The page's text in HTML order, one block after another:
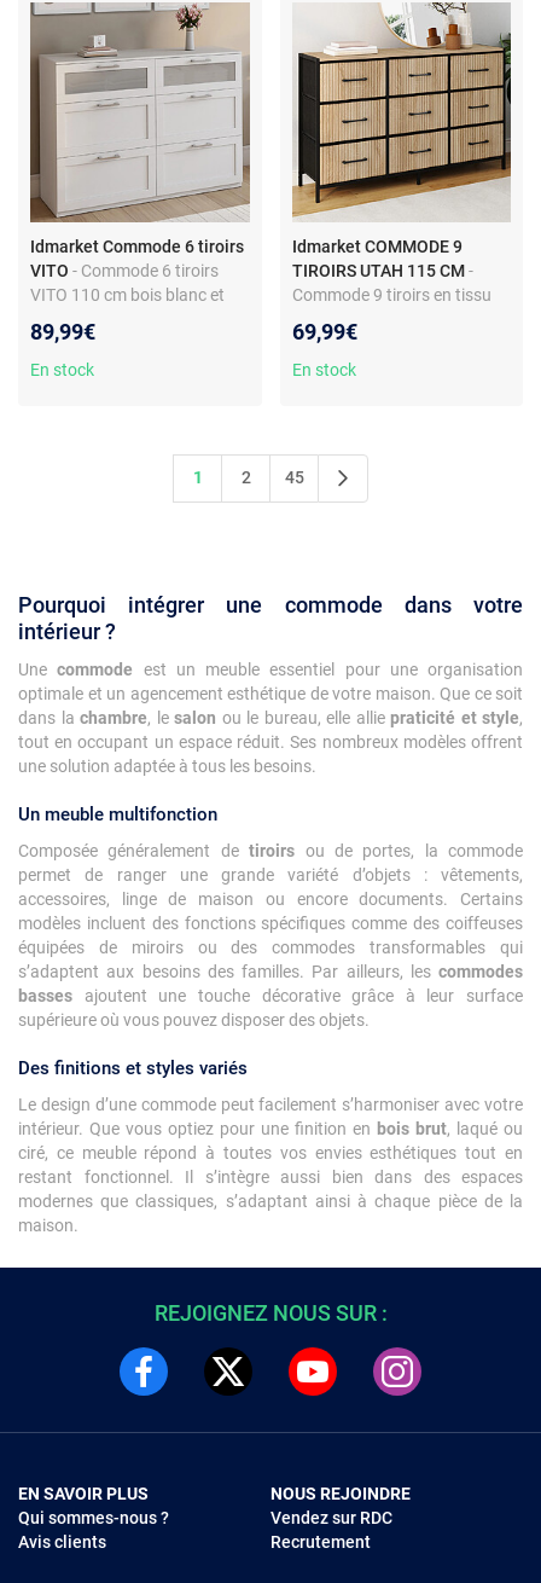
Idmarket Commode 6 tiroirs
VITO - Commode 6 tiroirs
VITO 110 cm bois blanc et
89,99€
En stock
Idmarket COMMODE 9
TIROIRS UTAH 115 CM -
Commode 9 tiroirs en tissu
meuble de rangement design
industriel
69,99€
En stock
1 2 45
Pourquoi intégrer une commode dans votre
intérieur ?
Unecommode est un meuble essentiel pour une organisation
optimale et un agencement esthétique de votre maison. Que ce soit
dans la chambre, le salon ou le bureau, elle allie praticité et style,
tout en occupant un espace réduit. Ses nombreux modèles offrent
une solution adaptée à tous les besoins.
Un meuble multifonction
Composée généralement detiroirs ou de portes, la commode
permet de ranger une grande variété d’objets : vêtements,
accessoires, linge de maison ou encore documents. Certains
modèles incluent des fonctions spécifiques comme des coiffeuses
équipées de miroirs ou des commodes transformables qui
s’adaptent aux besoins des familles. Par ailleurs, les commodes
basses ajoutent une touche décorative grâce à leur surface
supérieure où vous pouvez disposer des objets.
Des finitions et styles variés
Le design d’une commode peut facilement s’harmoniser avec votre
intérieur. Que vous optiez pour une finition en bois brut, laqué ou
ciré, ce meuble répond à toutes vos envies esthétiques tout en
restant fonctionnel. Il s’intègre aussi bien dans des espaces
modernes que classiques, s’adaptant ainsi à chaque pièce de la
maison.
REJOIGNEZ NOUS SUR :
EN SAVOIR PLUS
Qui sommes-nous ?
Avis clients
NOUS REJOINDRE
Vendez sur RDC
Recrutement